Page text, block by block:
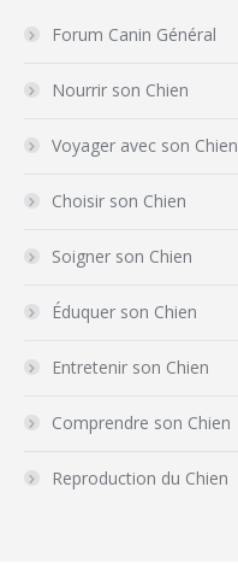
Forum Canin Général
Nourrir son Chien
Voyager avec son Chien
Choisir son Chien
Soigner son Chien
Éduquer son Chien
Entretenir son Chien
Comprendre son Chien
Reproduction du Chien